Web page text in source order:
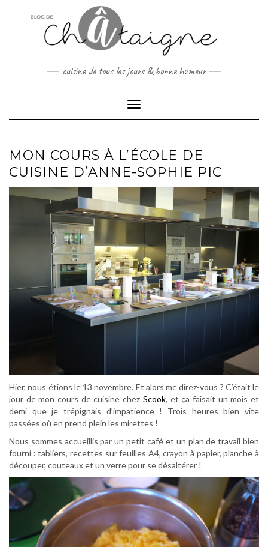
cuisine de tous les jours & bonne humeur
Toggle Navigation
MON COURS À L’ÉCOLE DE
CUISINE D’ANNE-SOPHIE PIC
Hier, nous étions le 13 novembre. Et alors me direz-vous ? C’était le
jour de mon cours de cuisine chez Scook, et ça faisait un mois et
demi que je trépignais d’impatience ! Trois heures bien vite
passées où en prend plein les mirettes !
Nous sommes accueillis par un petit café et un plan de travail bien
fourni : tabliers, recettes sur feuilles A4, crayon à papier, planche à
découper, couteaux et un verre pour se désaltérer !